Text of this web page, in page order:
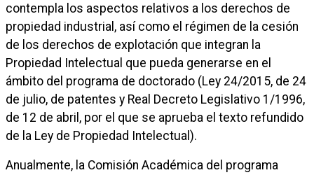
contempla los aspectos relativos a los derechos de
propiedad industrial, así como el régimen de la cesión
de los derechos de explotación que integran la
Propiedad Intelectual que pueda generarse en el
ámbito del programa de doctorado (Ley 24/2015, de 24
de julio, de patentes y Real Decreto Legislativo 1/1996,
de 12 de abril, por el que se aprueba el texto refundido
de la Ley de Propiedad Intelectual).
Anualmente, la Comisión Académica del programa